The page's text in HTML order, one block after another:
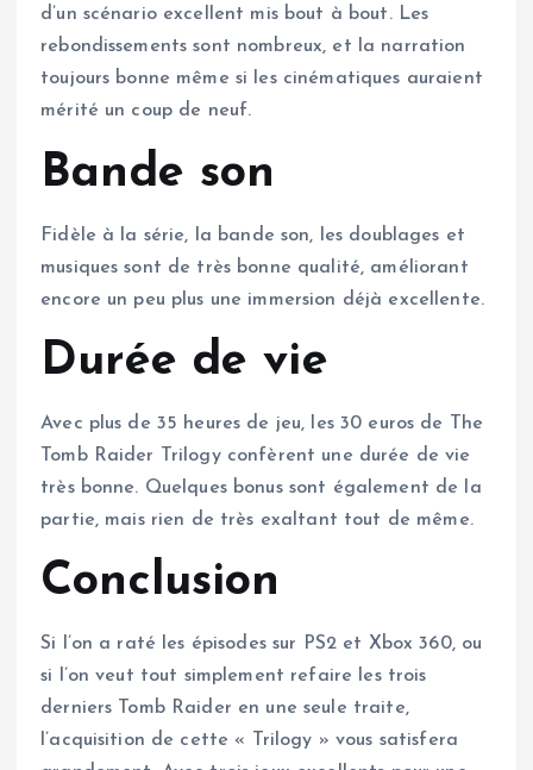
d’un scénario excellent mis bout à bout. Les
rebondissements sont nombreux, et la narration
toujours bonne même si les cinématiques auraient
mérité un coup de neuf.
Bande son
Fidèle à la série, la bande son, les doublages et
musiques sont de très bonne qualité, améliorant
encore un peu plus une immersion déjà excellente.
Durée de vie
Avec plus de 35 heures de jeu, les 30 euros de The
Tomb Raider Trilogy confèrent une durée de vie
très bonne. Quelques bonus sont également de la
partie, mais rien de très exaltant tout de même.
Conclusion
Si l’on a raté les épisodes sur PS2 et Xbox 360, ou
si l’on veut tout simplement refaire les trois
derniers Tomb Raider en une seule traite,
l’acquisition de cette « Trilogy » vous satisfera